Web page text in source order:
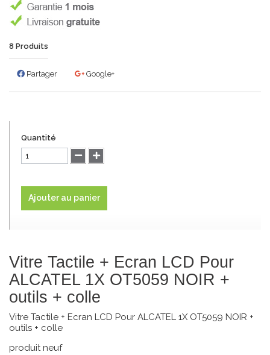
8 Produits
Partager Google+
Quantité
Ajouter au panier
Vitre Tactile + Ecran LCD Pour
ALCATEL 1X OT5059 NOIR +
outils + colle
Vitre Tactile + Ecran LCD Pour ALCATEL 1X OT5059 NOIR +
outils + colle
produit neuf